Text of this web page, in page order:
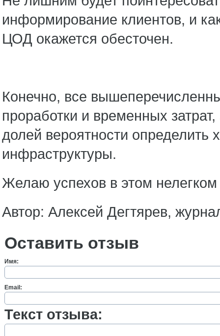
информирование клиентов, и
ЦОД окажется обесточен.
Конечно, все
проработки и временных
долей вероятности
инфраструктуры.
Желаю успехов в этом нелегком
Автор: Алексей Дегтярев,
Оставить отзыв
Имя:
Email:
Текст отзыва: